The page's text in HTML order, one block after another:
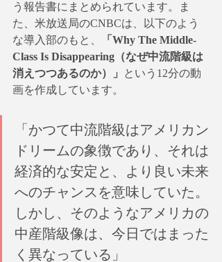
う報告書にまとめられています。ま
た、米放送局のCNBCは、以下のよう
な導入部のもと、
「Why The Middle-
Class Is Disappearing（なぜ中流階級は
消えつつあるのか）」
という12分の動
画を作成しています。
「かつて中流階級はアメリカン
ドリームの象徴であり、それは
経済的な安定と、より良い未来
へのチャンスを意味していた。
しかし、そのようなアメリカの
中産階級像は、今日ではまった
く異なっている」